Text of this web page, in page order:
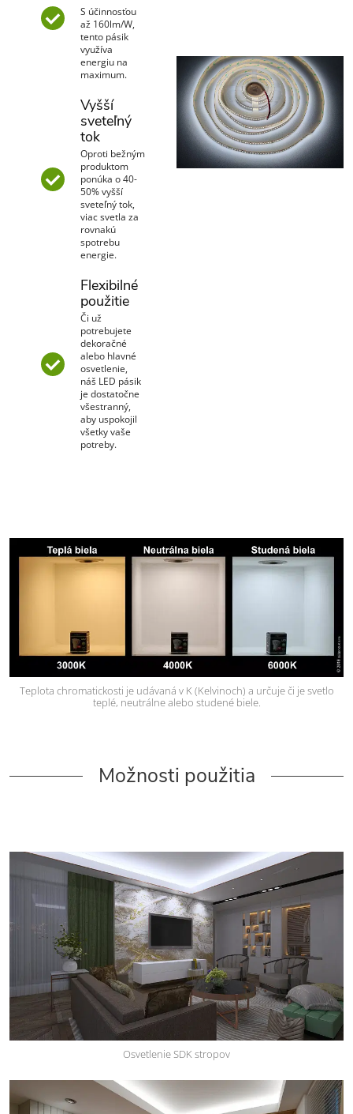
S účinnosťou
až 160lm/W,
tento pásik
využíva
energiu na
maximum.
Vyšší
sveteľný
tok
Oproti bežným
produktom
ponúka o 40-
50% vyšší
sveteľný tok,
viac svetla za
rovnakú
spotrebu
energie.
Flexibilné
použitie
Či už
potrebujete
dekoračné
alebo hlavné
osvetlenie,
náš LED pásik
je dostatočne
všestranný,
aby uspokojil
všetky vaše
potreby.
Teplota chromatickosti je udávaná v K (Kelvinoch) a určuje či je svetlo
teplé, neutrálne alebo studené biele.
Možnosti použitia
Osvetlenie SDK stropov